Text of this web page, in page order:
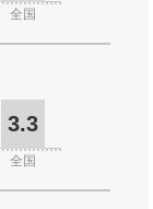
全国
3.3
全国